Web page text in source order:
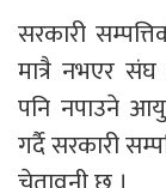
सरकारी
मात्रै नभएर संघ
पनि नपाउने
गर्दै सरकारी